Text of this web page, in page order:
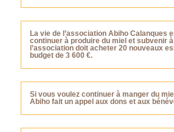
La vie de l’association Abiho Calanques
continuer à produire du miel et subvenir
l’association doit acheter 20 nouveaux
budget de 3 600 €.
Si vous voulez continuer à manger du
Abiho fait un appel aux dons et aux